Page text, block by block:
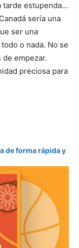
tarde estupenda…
sería una
ser una
o nada. No se
empezar.
preciosa para
de forma rápida y